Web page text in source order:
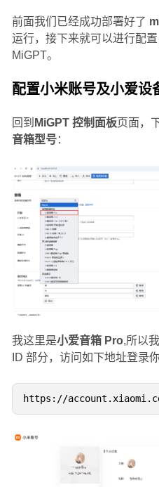
前面我们已经成功部署好了
运行，接下来就可以进行配
MiGPT。
配置小米账号及小爱设
回到 MiGPT 控制面板页面，
音箱型号：
我这里是小爱音箱 Pro,所以
ID 部分，访问如下地址登录